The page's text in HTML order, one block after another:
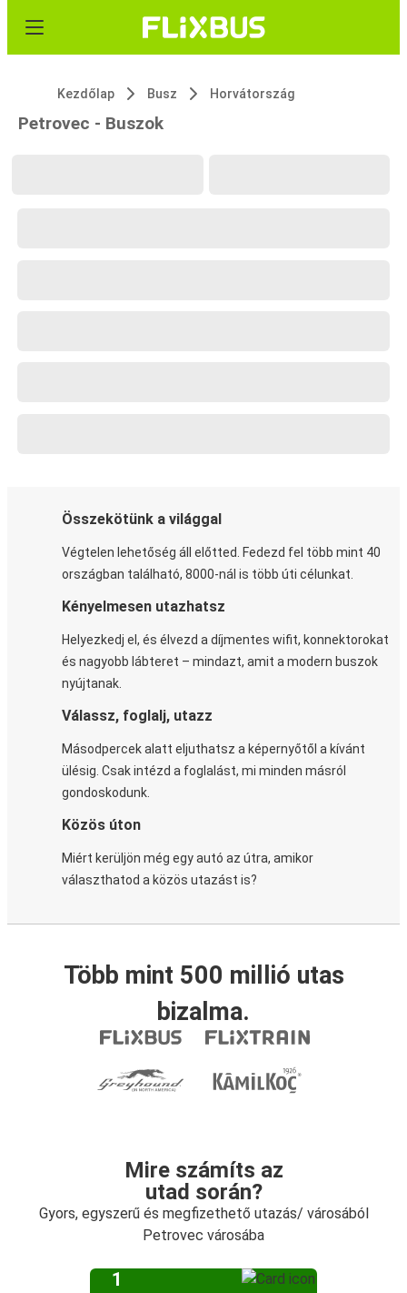
Kezdőlap Busz Horvátország
Petrovec - Buszok
Összekötünk a világgal
Végtelen lehetőség áll előtted. Fedezd fel több mint 40
országban található, 8000-nál is több úti célunkat.
Kényelmesen utazhatsz
Helyezkedj el, és élvezd a díjmentes wifit, konnektorokat
és nagyobb lábteret – mindazt, amit a modern buszok
nyújtanak.
Válassz, foglalj, utazz
Másodpercek alatt eljuthatsz a képernyőtől a kívánt
ülésig. Csak intézd a foglalást, mi minden másról
gondoskodunk.
Közös úton
Miért kerüljön még egy autó az útra, amikor
választhatod a közös utazást is?
Több mint 500 millió utas
bizalma.
Mire számíts az
utad során?
Gyors, egyszerű és megfizethető utazás/ városából
Petrovec városába
1